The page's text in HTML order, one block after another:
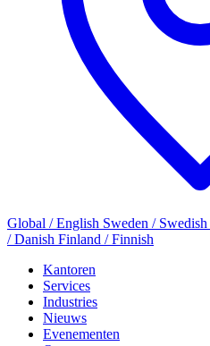
Global / English Sweden / Swedish
/ Danish Finland / Finnish
Kantoren
Services
Industries
Nieuws
Evenementen